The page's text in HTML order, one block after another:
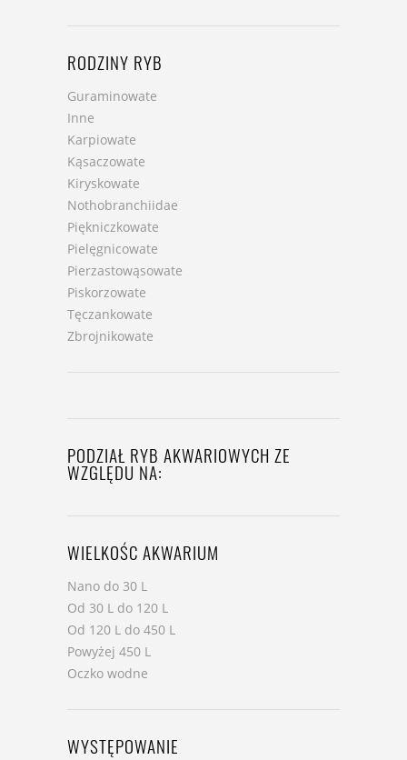
RODZINY RYB
Guraminowate
Inne
Karpiowate
Kąsaczowate
Kiryskowate
Nothobranchiidae
Piękniczkowate
Pielęgnicowate
Pierzastowąsowate
Piskorzowate
Tęczankowate
Zbrojnikowate
PODZIAŁ RYB AKWARIOWYCH ZE
WZGLĘDU NA:
WIELKOŚC AKWARIUM
Nano do 30 L
Od 30 L do 120 L
Od 120 L do 450 L
Powyżej 450 L
Oczko wodne
WYSTĘPOWANIE